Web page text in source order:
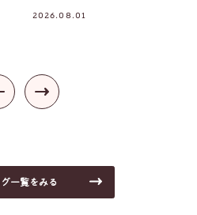
2026.07.30
一覧をみる